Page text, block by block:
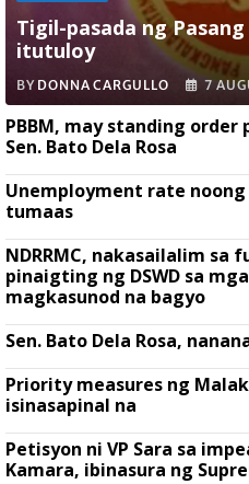
Tigil-pasada ng
itutuloy
BY DONNA CARGULLO 7
PBBM, may standing
Sen. Bato Dela Rosa
Unemployment rate
tumaas
NDRRMC, nakasailalim
pinaigting ng DSWD sa
magkasunod na bagyo
Sen. Bato Dela Rosa,
Priority measures ng
isinasapinal na
Petisyon ni VP Sara sa
Kamara, ibinasura ng